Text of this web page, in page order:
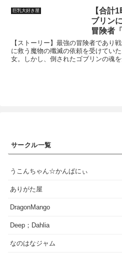
捕まって
勉で、痴
じっくり
ぐしなが
ょう。〇
む手マン
まんこに
ヒロイン
もいいで
ンの処理
作を読んでいなくとも内容の把握に
表紙差分＋おまけ＋あとがき・PDF
ヒットシリーズ第三弾！あの優しく
第三弾も息子チンポでバカにアホア
だけど、生活は苦しいけど、言い訳
ん「トモコ」本当に息子の事だけを
くれる！2穴セックスも生中出しも
第三弾でついに素人AVに出演しちゃ
のSEXにどハマりしてしまったお母
て、さらに生活は苦しい。管理会社
コ」優しくて巨乳で母性溢れる性格
悩みがあった。生活が苦しくて毎日
に見られてしまう。勃起が治らない
が離せないトモコ・・・。酔ってし
息子のチンポを求めてしまう。禁断
ガが外れた二人はお互いに求め合い
子の行為に涙する母。次第に狂って
の腕に抱かれてトモコは自分でもお
娠してしまうかもしれない。そう思
混じり合う親子。トモコはパートの
を増やした。果たして二人はどうな
巨乳大好き屋
【合計
ブリン
冒険者
になん
【
【ストーリー】最強の冒険者であり
に救う魔物の殲滅の依頼を受けてい
女。しかし、倒されたゴブリンの魂
も敗北してしまう。そして彼女もこ
ぞ！！」最弱ゴブリンに種付け凌○さ
ゴブリンゾンビのちんぽにも絶対に
ぽにも絶対に負けんぞ！！」「一周
てドスケベエッチしてみた男の話【
は負けるのがお好き/ The Goblin
ト】・くっさいちんぽ咥えさせない
口内射精） 11分06秒・中になんか、出さないでよ！（バック中出
ら！（騎乗位中出し、絶頂、オホ声） 14分05秒・自分の意思で臭っ
ん、対面座位中出し、キス） 15分18秒・倒してやる...絶対に倒して
サークル一覧
うこんちゃん☆かんぱにぃ
ありがた屋
DragonMango
Deep；Dahlia
なのはなジャム